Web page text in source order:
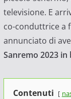
televisione. E
co-conduttrice a
annunciato di
Sanremo 2023 in
Contenuti